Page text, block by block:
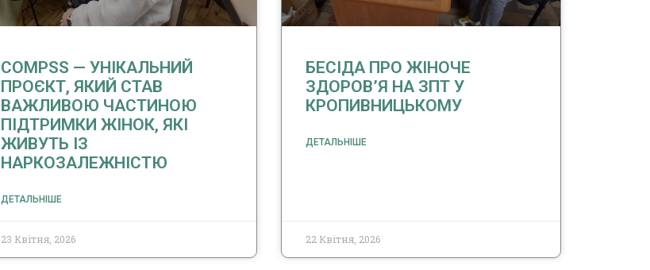
COMPSS — УНІКАЛЬНИЙ
ПРОЄКТ, ЯКИЙ СТАВ
ВАЖЛИВОЮ ЧАСТИНОЮ
ПІДТРИМКИ ЖІНОК, ЯКІ
ЖИВУТЬ ІЗ
НАРКОЗАЛЕЖНІСТЮ
ДЕТАЛЬНІШЕ
23 Квітня, 2026
БЕСІДА ПРО ЖІНОЧЕ
ЗДОРОВ’Я НА ЗПТ У
КРОПИВНИЦЬКОМУ
ДЕТАЛЬНІШЕ
22 Квітня, 2026